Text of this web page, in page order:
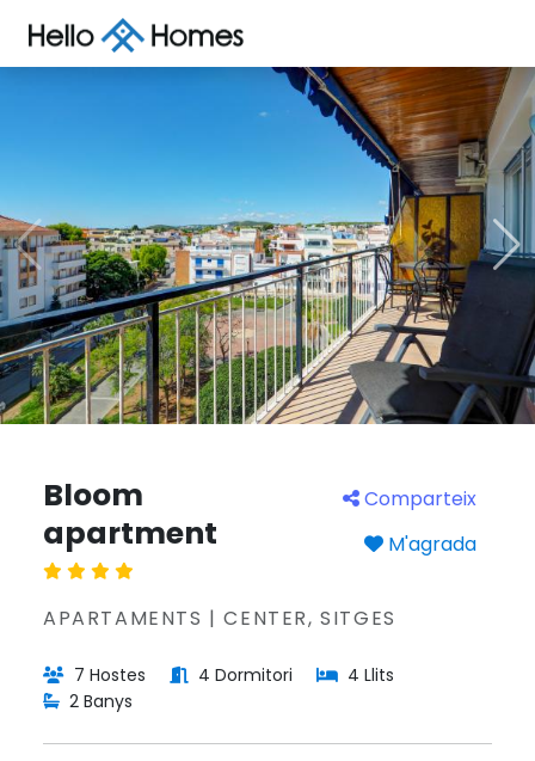
Bloom
apartment
Comparteix
M'agrada
APARTAMENTS | CENTER, SITGES
7 Hostes 4 Dormitori
4 Llits
2 Banys